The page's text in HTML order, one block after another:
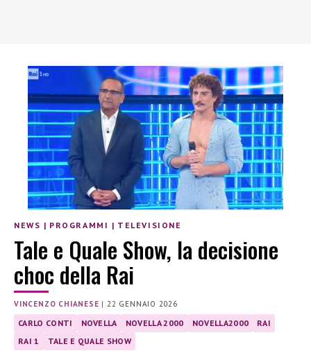
NEWS | PROGRAMMI | TELEVISIONE
Tale e Quale Show, la decisione
choc della Rai
VINCENZO CHIANESE |22 GENNAIO 2026
CARLO CONTI NOVELLA NOVELLA 2000 NOVELLA2000
RAI
RAI 1
TALE E QUALE SHOW